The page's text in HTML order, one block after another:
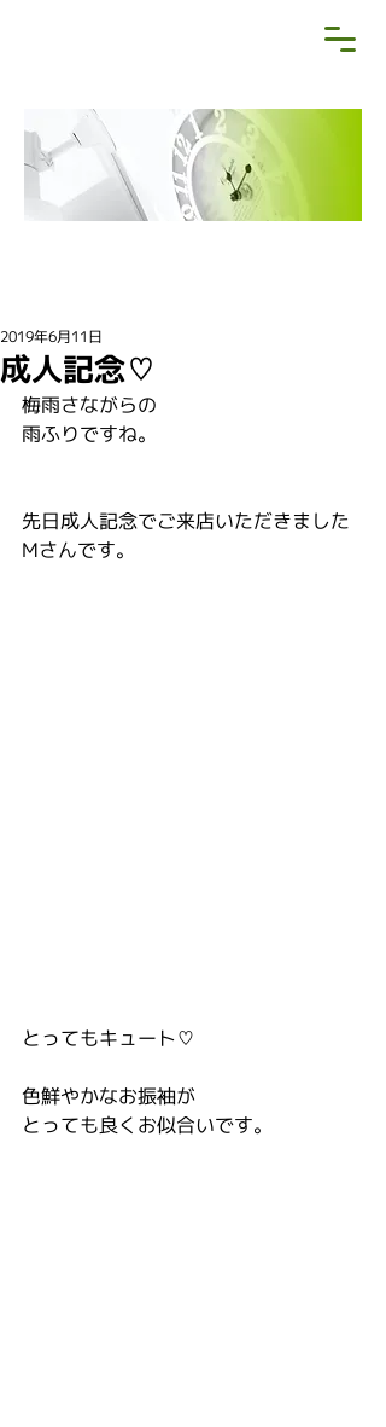
成人記念♡
2019年6月11日
梅雨さながらの
雨ふりですね。
先日成人記念でご来店いただきました
Mさんです。
とってもキュート♡
色鮮やかなお振袖が
とっても良くお似合いです。